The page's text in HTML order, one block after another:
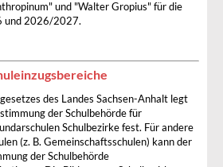
und "Walter Gropius" für die
und 2026/2027.
des Landes Sachsen-Anhalt legt
der Schulbehörde für
Schulbezirke fest. Für andere
(z. B. Gemeinschaftsschulen) kann der
der Schulbehörde